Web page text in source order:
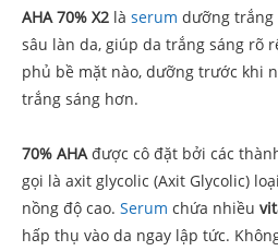
AHA 70% X2 là serum dưỡng trắng
sâu làn da, giúp da trắng sáng rõ
phủ bề mặt nào, dưỡng trước khi
trắng sáng hơn.
70% AHAđược cô đặt bởi các
gọi là axit glycolic (Axit Glycolic)
nồng độ cao. Serum chứa nhiều
hấp thụ vào da ngay lập tức.